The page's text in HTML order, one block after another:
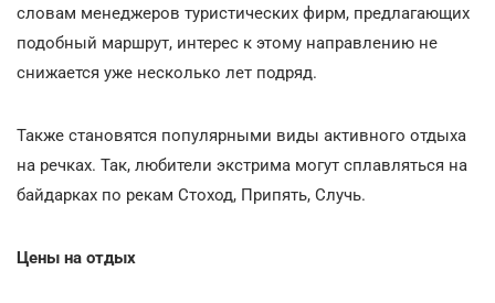
словам менеджеров туристических фирм, предлагающих
подобный маршрут, интерес к этому направлению не
снижается уже несколько лет подряд.
Также становятся популярными виды активного отдыха
на речках. Так, любители экстрима могут сплавляться на
байдарках по рекам Стоход, Припять, Случь.
Цены на отдых